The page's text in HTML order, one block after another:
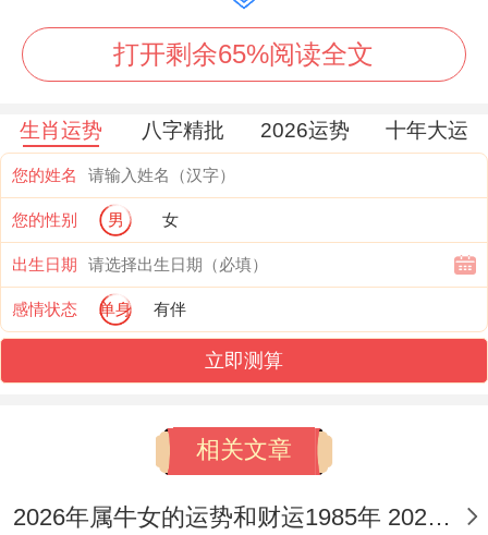
钱财虚耗之象，可于办公室或家居正南方位
（2026年太岁方）安放祥安阁联吉锦袋
，以
与五行、缓与竞争之效。
2026年属蛇者情感人缘分析
在感情运上巳中藏庚金为偏财（男命妻星）
或戊土伤官（女命子星），与流年午中丁火
正印（女命母星）、己土伤官（男命子星）
存在复杂的生克关系，丙火劫财星主导之年
最易让已婚或已有稳定伴侣之人出现感情受
到外界因素干扰之情况。
男命需防因朋友之事或事业应酬。冷落伴
打开剩余65%阅读全文
生肖运势 八字精批 2026运势 十年大运
您的姓名
您的性别 男 女
出生日期
感情状态 单身 有伴
立即测算
相关文章
2026年属牛女的运势和财运1985年 2026年属牛女85年运势